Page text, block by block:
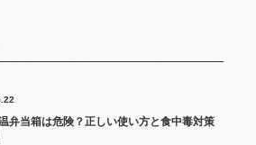
弁当箱は危険？正しい使い方と食中毒対策